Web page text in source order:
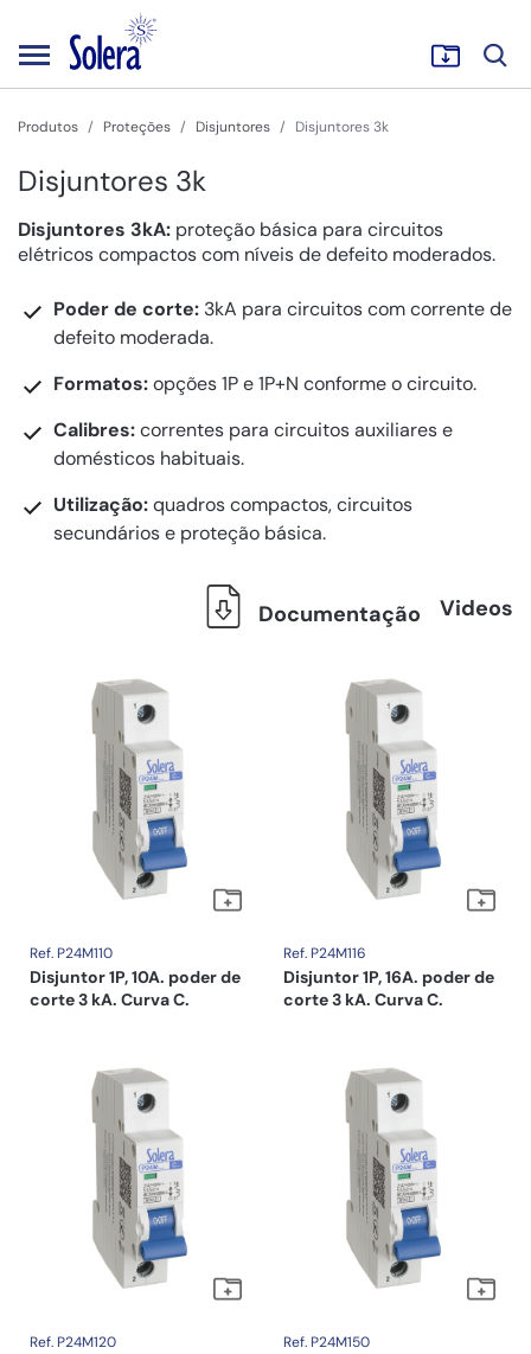
Produtos Proteções Disjuntores Disjuntores 3k
Disjuntores 3k
Disjuntores 3kA: proteção básica para circuitos
elétricos compactos com níveis de defeito moderados.
Poder de corte: 3kA para circuitos com corrente de
defeito moderada.
Formatos:opções 1P e 1P+N conforme o circuito.
Calibres:correntes para circuitos auxiliares e
domésticos habituais.
Utilização:quadros compactos, circuitos
secundários e proteção básica.
Documentação Videos
Ref. P24M110
Disjuntor 1P, 10A. poder de
corte 3 kA. Curva C.
Ref. P24M116
Disjuntor 1P, 16A. poder de
corte 3 kA. Curva C.
Ref. P24M120 Ref. P24M150